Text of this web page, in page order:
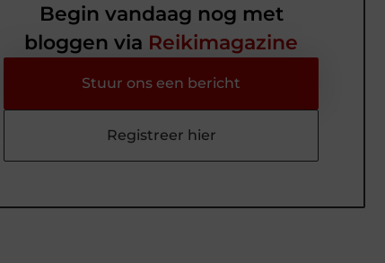
Begin vandaag nog met
bloggen via Reikimagazine
Stuur ons een bericht
Registreer hier